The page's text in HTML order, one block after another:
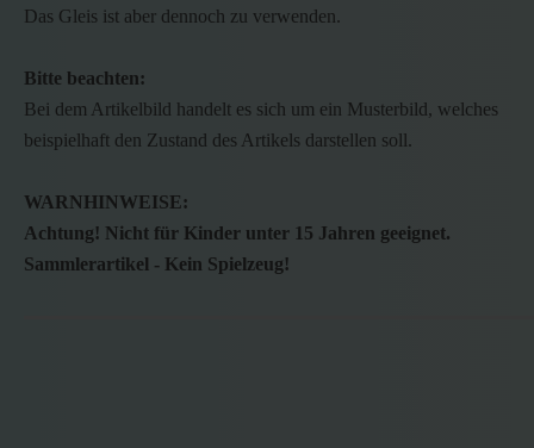
Das Gleis ist aber dennoch zu verwenden.
Bitte beachten:
Bei dem Artikelbild handelt es sich um ein Musterbild, welches
beispielhaft den Zustand des Artikels darstellen soll.
WARNHINWEISE:
Achtung! Nicht für Kinder unter 15 Jahren geeignet.
Sammlerartikel - Kein Spielzeug!